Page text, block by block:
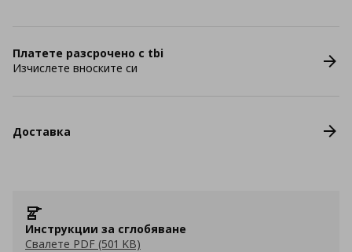
Платете разсрочено с tbi
Изчислете вноските си
Доставка
Инструкции за сглобяване
Свалете PDF (501 KB)